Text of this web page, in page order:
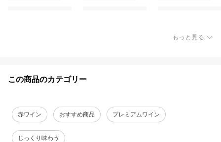
もっと見る
この商品のカテゴリー
赤ワイン おすすめ商品 プレミアムワイン
じっくり味わう